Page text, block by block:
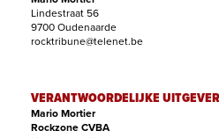
Lindestraat 56
9700 Oudenaarde
rocktribune@telenet.be
VERANTWOORDELIJKE
Mario Mortier
Rockzone CVBA